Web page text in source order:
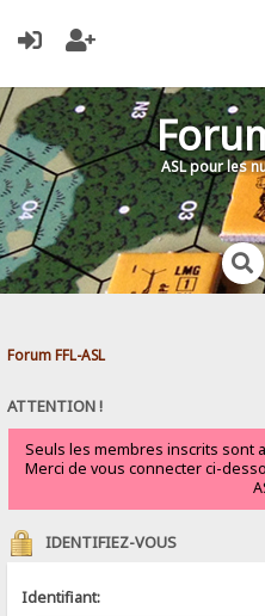
ASL pour les
Forum FFL-ASL
ATTENTION !
Seuls les membres inscrits sont
Merci de vous connecter ci-
IDENTIFIEZ-VOUS
Identifiant: